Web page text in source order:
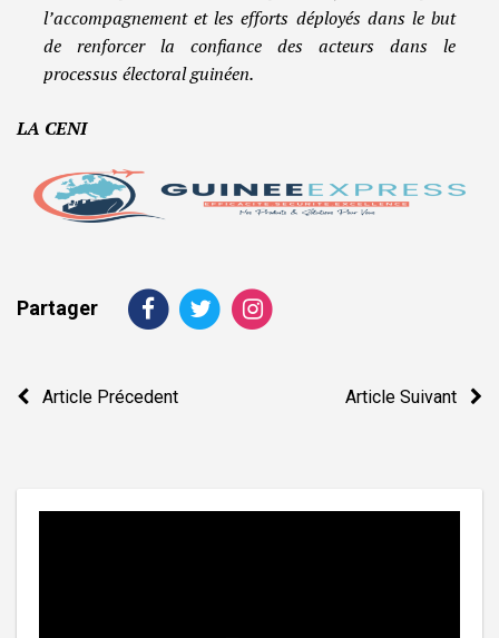
l’accompagnement et les efforts déployés dans le but
de renforcer la confiance des acteurs dans le
processus électoral guinéen.
LA CENI
Partager
Navigation
Article Précedent Article Suivant